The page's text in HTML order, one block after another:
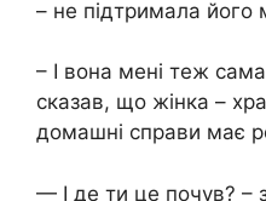
– не підтримала його
– І вона мені теж
сказав, що жінка –
домашні справи має
— І де ти це почув? –